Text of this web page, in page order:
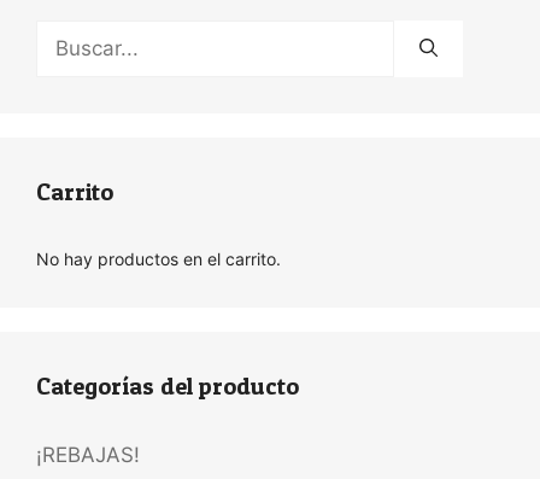
Carrito
No hay productos en el carrito.
Categorías del producto
¡REBAJAS!